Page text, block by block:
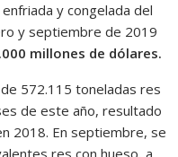
enfriada y congelada del
y septiembre de 2019
millones de dólares.
572.115 toneladas res
de este año, resultado
2018. En septiembre, se
res con hueso, a